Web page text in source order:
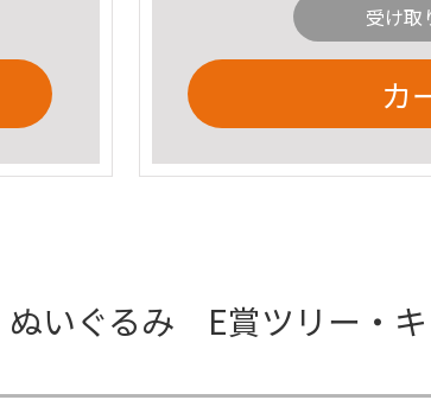
受け取
カ
ぐるみ E賞ツリー・キ